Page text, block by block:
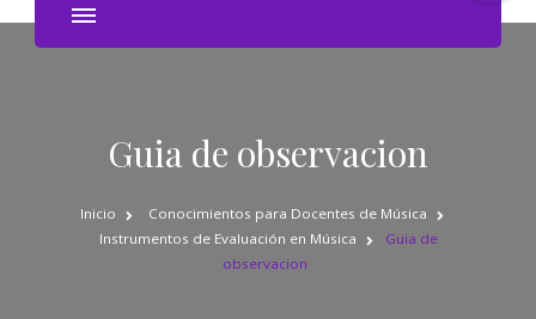
Guia de observacion
Inicio
Conocimientos para Docentes de Música
Instrumentos de Evaluación en Música
Guia de
observacion